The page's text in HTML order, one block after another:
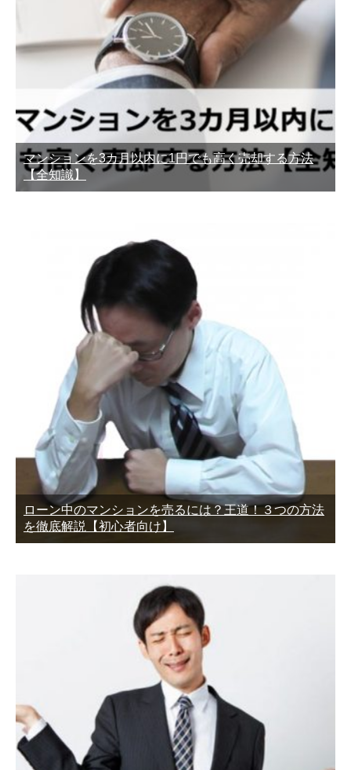
マンションを3カ月以内に1円でも高く売却する方法
【全知識】
ローン中のマンションを売るには？王道！３つの方法
を徹底解説【初心者向け】